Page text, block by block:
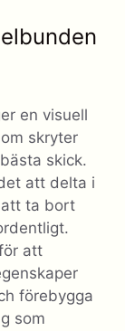
en visuell
skryter
skick.
att delta i
ta bort
att
förebygga
som